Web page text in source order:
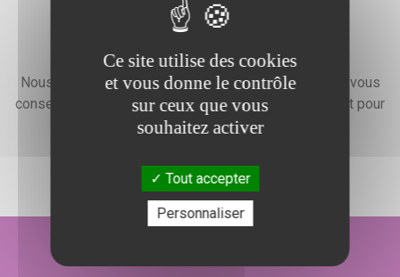
Nous faisons preuve d'une grande disponibilité pour vous
conseiller, vous renseigner et élaborer un devis gratuit pour
l'organisation de votre événement.
Ce site utilise des cookies
et vous donne le contrôle
sur ceux que vous
souhaitez activer
Tout accepter
Personnaliser